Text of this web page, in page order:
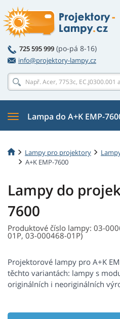
725 595 999 (po-pá 8-16)
info@projektory-lampy.cz
Lampa do A+K EMP-
Lampy pro projektory
A+K EMP-7600
Lampy do
7600
Produktové číslo lampy: 03-
01P, 03-000468-01P)
Projektorové lampy pro A+K
těchto variantách: lampy s
originálních i neoriginálních